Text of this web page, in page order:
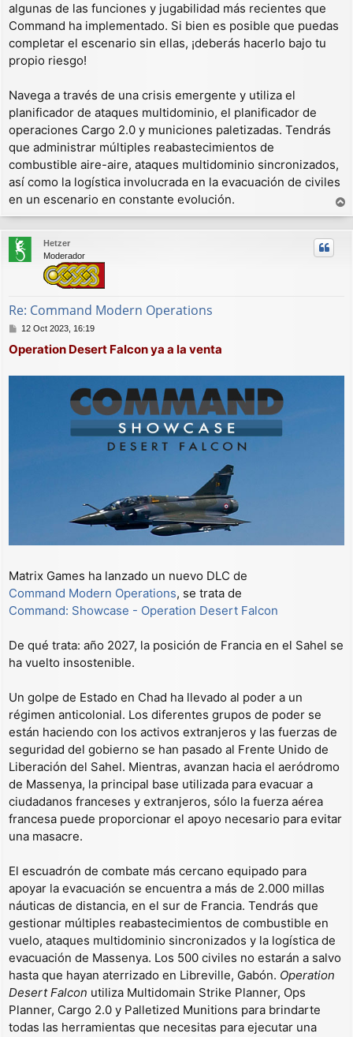
algunas de las funciones y jugabilidad más recientes que
Command ha implementado. Si bien es posible que puedas
completar el escenario sin ellas, ¡deberás hacerlo bajo tu
propio riesgo!
Navega a través de una crisis emergente y utiliza el
planificador de ataques multidominio, el planificador de
operaciones Cargo 2.0 y municiones paletizadas. Tendrás
que administrar múltiples reabastecimientos de
combustible aire-aire, ataques multidominio sincronizados,
así como la logística involucrada en la evacuación de civiles
en un escenario en constante evolución.
r
r
Hetzer
Moderador
Re: Command Modern Operations
M
n
a
12 Oct 2023, 16:19
Operation Desert Falcon ya a la venta
Matrix Games ha lanzado un nuevo DLC de
Command Modern Operations, se trata de
Command: Showcase - Operation Desert Falcon
De qué trata: año 2027, la posición de Francia en el Sahel se
ha vuelto insostenible.
Un golpe de Estado en Chad ha llevado al poder a un
régimen anticolonial. Los diferentes grupos de poder se
están haciendo con los activos extranjeros y las fuerzas de
seguridad del gobierno se han pasado al Frente Unido de
Liberación del Sahel. Mientras, avanzan hacia el aeródromo
de Massenya, la principal base utilizada para evacuar a
ciudadanos franceses y extranjeros, sólo la fuerza aérea
francesa puede proporcionar el apoyo necesario para evitar
una masacre.
El escuadrón de combate más cercano equipado para
apoyar la evacuación se encuentra a más de 2.000 millas
náuticas de distancia, en el sur de Francia. Tendrás que
gestionar múltiples reabastecimientos de combustible en
vuelo, ataques multidominio sincronizados y la logística de
evacuación de Massenya. Los 500 civiles no estarán a salvo
hasta que hayan aterrizado en Libreville, Gabón. Operation
Desert Falcon utiliza Multidomain Strike Planner, Ops
Planner, Cargo 2.0 y Palletized Munitions para brindarte
todas las herramientas que necesitas para ejecutar una